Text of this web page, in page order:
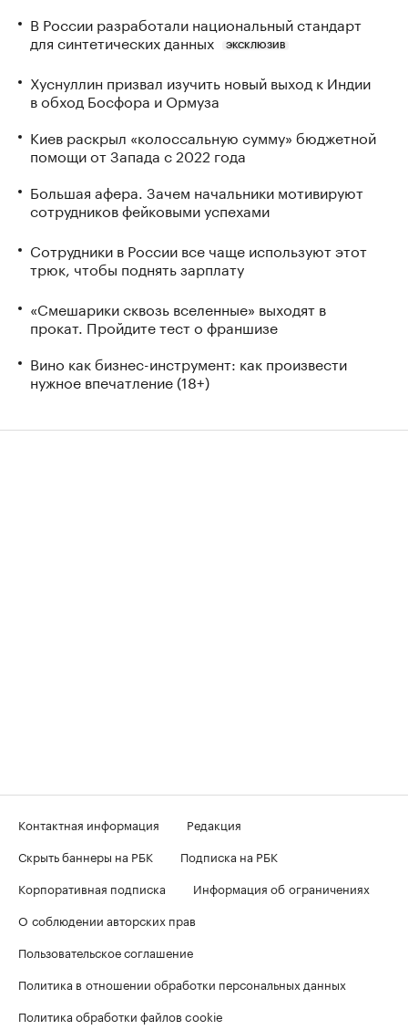
В России разработали национальный стандарт
для синтетических данных
ЭКСКЛЮЗИВ
Хуснуллин призвал изучить новый выход к Индии
в обход Босфора и Ормуза
Киев раскрыл «колоссальную сумму» бюджетной
помощи от Запада с 2022 года
Большая афера. Зачем начальники мотивируют
сотрудников фейковыми успехами
Сотрудники в России все чаще используют этот
трюк, чтобы поднять зарплату
«Смешарики сквозь вселенные» выходят в
прокат. Пройдите тест о франшизе
Вино как бизнес-инструмент: как произвести
нужное впечатление (18+)
Контактная информация
Редакция
Скрыть баннеры на РБК
Подписка на РБК
Корпоративная подписка
Информация об ограничениях
О соблюдении авторских прав
Пользовательское соглашение
Политика в отношении обработки персональных данных
Политика обработки файлов cookie